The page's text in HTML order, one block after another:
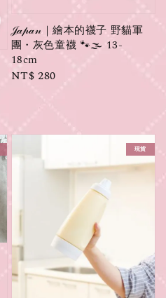
𝒥𝒶𝓅𝒶𝓃｜繪本的襪子 野貓軍
團・灰色童襪 🐾🌫 13-
18cm
Regular
NT$ 280
現貨